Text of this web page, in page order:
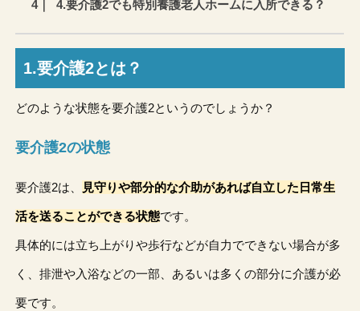
4.要介護2でも特別養護老人ホームに入所できる？
1.要介護2とは？
どのような状態を要介護2というのでしょうか？
要介護2の状態
要介護2は、 見守りや部分的な介助があれば自立した日常生
活を送ることができる状態です。
具体的には立ち上がりや歩行などが自力でできない場合が多
く、排泄や入浴などの一部、あるいは多くの部分に介護が必
要です。